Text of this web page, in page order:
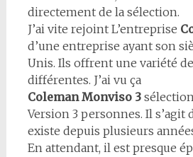
directement de la sélection.
J’ai vite rejoint L’entreprise
d’une entreprise ayant son
Unis. Ils offrent une variété
différentes. J’ai vu ça
Coleman Monviso 3
Version 3 personnes. Il s’agit
existe depuis plusieurs
En attendant, il est presque